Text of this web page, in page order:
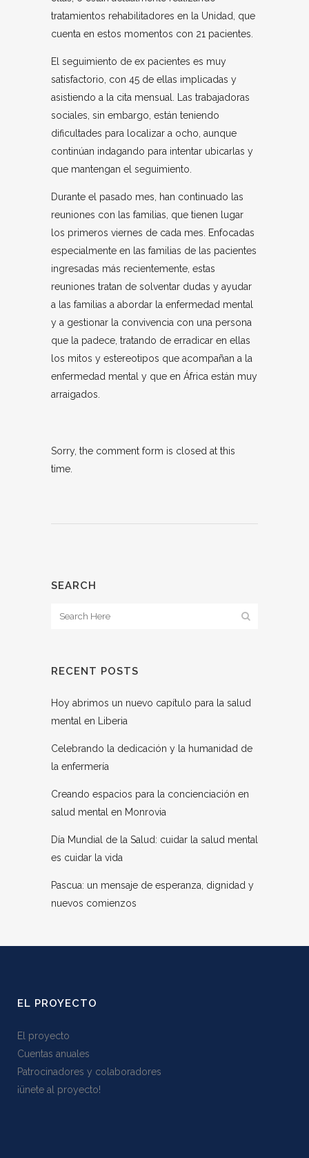
tratamientos rehabilitadores en la Unidad, que
cuenta en estos momentos con 21 pacientes.
El seguimiento de ex pacientes es muy
satisfactorio, con 45 de ellas implicadas y
asistiendo a la cita mensual. Las trabajadoras
sociales, sin embargo, están teniendo
dificultades para localizar a ocho, aunque
continúan indagando para intentar ubicarlas y
que mantengan el seguimiento.
Durante el pasado mes, han continuado las
reuniones con las familias, que tienen lugar
los primeros viernes de cada mes. Enfocadas
especialmente en las familias de las pacientes
ingresadas más recientemente, estas
reuniones tratan de solventar dudas y ayudar
a las familias a abordar la enfermedad mental
y a gestionar la convivencia con una persona
que la padece, tratando de erradicar en ellas
los mitos y estereotipos que acompañan a la
enfermedad mental y que en África están muy
arraigados.
Sorry, the comment form is closed at this
time.
SEARCH
RECENT POSTS
Hoy abrimos un nuevo capítulo para la salud
mental en Liberia
Celebrando la dedicación y la humanidad de
la enfermería
Creando espacios para la concienciación en
salud mental en Monrovia
Día Mundial de la Salud: cuidar la salud mental
es cuidar la vida
Pascua: un mensaje de esperanza, dignidad y
nuevos comienzos
EL PROYECTO
El proyecto
Cuentas anuales
Patrocinadores y colaboradores
¡ünete al proyecto!